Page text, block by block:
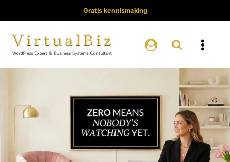
Gratis kennismaking